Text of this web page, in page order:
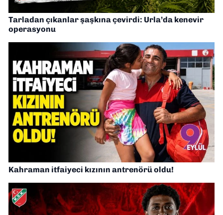
Tarladan çıkanlar şaşkına çevirdi: Urla’da kenevir
operasyonu
Kahraman itfaiyeci kızının antrenörü oldu!